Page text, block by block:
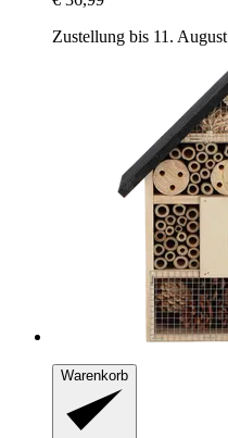
Zustellung bis 11. August
Warenkorb